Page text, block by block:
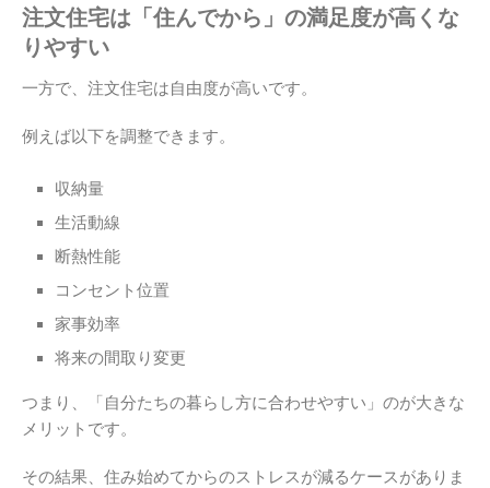
注文住宅は「住んでから」の満足度が高くな
りやすい
一方で、注文住宅は自由度が高いです。
例えば以下を調整できます。
収納量
生活動線
断熱性能
コンセント位置
家事効率
将来の間取り変更
つまり、「自分たちの暮らし方に合わせやすい」のが大きな
メリットです。
その結果、住み始めてからのストレスが減るケースがありま